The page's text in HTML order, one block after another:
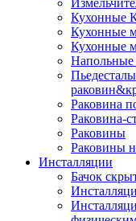
Кухонные
Кухонные
Напольные
Раковина
Раковина-
Раковины
Раковины
Инсталляции
Бачок